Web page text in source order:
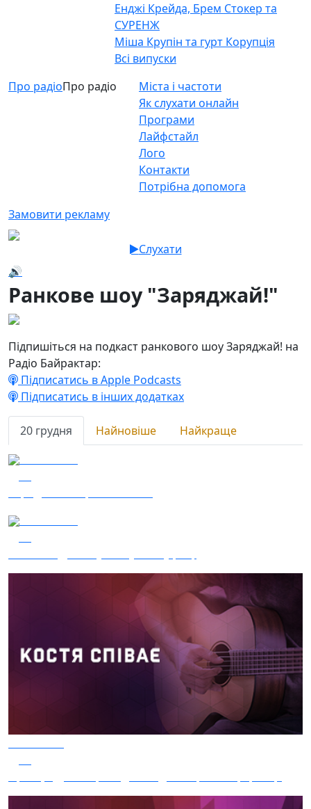
Енджі Крейда, Брем Стокер та
СУРЕНЖ
Міша Крупін та гурт Корупція
Всі випуски
Про радіоПро радіо
Міста і частоти
Як слухати онлайн
Програми
Лайфстайл
Лого
Контакти
Потрібна допомога
Замовити рекламу
Слухати
🔊
Ранкове шоу "Заряджай!"
Підпишіться на подкаст ранкового шоу Заряджай! на
Радіо Байрактар:
Підписатись в Apple Podcasts
Підписатись в інших додатках
20 грудня Найновіше
Найкраще